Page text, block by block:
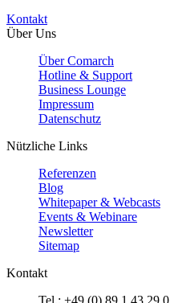
Kontakt
Über Uns
Über Comarch
Hotline & Support
Business Lounge
Impressum
Datenschutz
Nützliche Links
Referenzen
Blog
Whitepaper & Webcasts
Events & Webinare
Newsletter
Sitemap
Kontakt